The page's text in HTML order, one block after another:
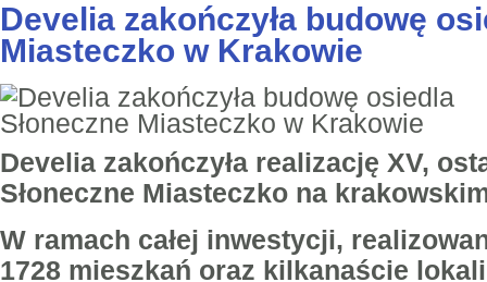
Develia zakończyła budowę
Miasteczko w Krakowie
Develia zakończyła realizację XV,
Słoneczne Miasteczko na
W ramach całej inwestycji,
1728 mieszkań oraz kilkanaście